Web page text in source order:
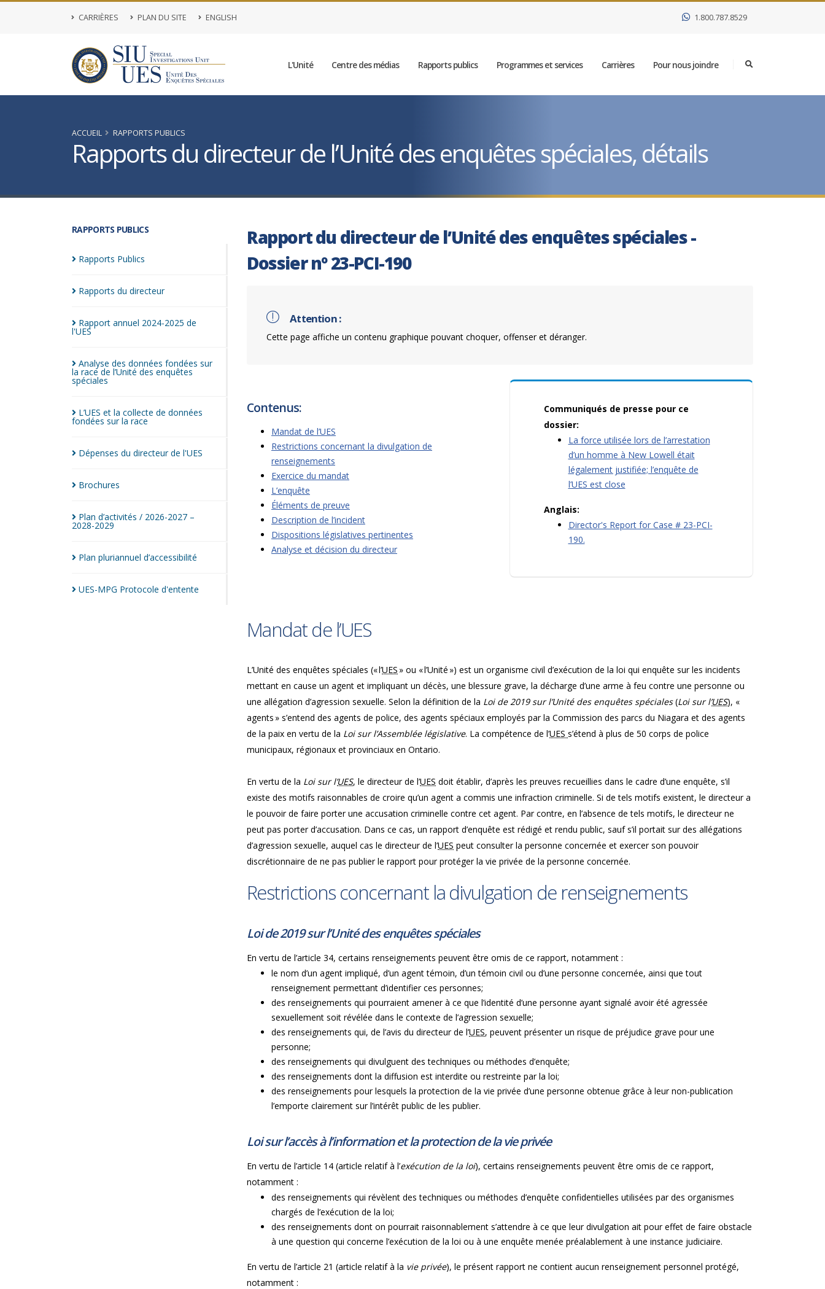
CARRIÈRES PLAN DU SITE ENGLISH 1.800.787.8529
L'Unité Centre des médias Rapports publics Programmes et services Carrières Pour nous joindre
ACCUEIL RAPPORTS PUBLICS
Rapports du directeur de l’Unité des enquêtes spéciales, détails
RAPPORTS PUBLICS
Rapports Publics
Rapports du directeur
Rapport annuel 2024-2025 de
l'UES
Analyse des données fondées sur
la race de l’Unité des enquêtes
spéciales
L’UES et la collecte de données
fondées sur la race
Dépenses du directeur de l'UES
Brochures
Plan d’activités / 2026-2027 –
2028-2029
Plan pluriannuel d’accessibilité
UES-MPG Protocole d'entente
Rapport du directeur de l’Unité des enquêtes spéciales -
Dossier nº 23-PCI-190
Attention :
Cette page affiche un contenu graphique pouvant choquer, offenser et déranger.
Contenus:
Mandat de l’UES
Restrictions concernant la divulgation de
renseignements
Exercice du mandat
L’enquête
Éléments de preuve
Description de l’incident
Dispositions législatives pertinentes
Analyse et décision du directeur
Communiqués de presse pour ce
dossier:
La force utilisée lors de l’arrestation
d’un homme à New Lowell était
légalement justifiée; l’enquête de
l’UES est close
Anglais:
Director's Report for Case # 23-PCI-
190.
Mandat de l’UES
L’Unité des enquêtes spéciales (« l’UES » ou « l’Unité ») est un organisme civil d’exécution de la loi qui enquête sur les incidents
mettant en cause un agent et impliquant un décès, une blessure grave, la décharge d’une arme à feu contre une personne ou
une allégation d’agression sexuelle. Selon la définition de la Loi de 2019 sur l’Unité des enquêtes spéciales(Loi sur l’UES), «
agents » s’entend des agents de police, des agents spéciaux employés par la Commission des parcs du Niagara et des agents
de la paix en vertu de la Loi sur l’Assemblée législative. La compétence de l’UES s’étend à plus de 50 corps de police
municipaux, régionaux et provinciaux en Ontario.
En vertu de la Loi sur l’UES, le directeur de l’UES doit établir, d’après les preuves recueillies dans le cadre d’une enquête, s’il
existe des motifs raisonnables de croire qu’un agent a commis une infraction criminelle. Si de tels motifs existent, le directeur a
le pouvoir de faire porter une accusation criminelle contre cet agent. Par contre, en l’absence de tels motifs, le directeur ne
peut pas porter d’accusation. Dans ce cas, un rapport d’enquête est rédigé et rendu public, sauf s’il portait sur des allégations
d’agression sexuelle, auquel cas le directeur de l’UES peut consulter la personne concernée et exercer son pouvoir
discrétionnaire de ne pas publier le rapport pour protéger la vie privée de la personne concernée.
Restrictions concernant la divulgation de renseignements
Loi de 2019 sur l’Unité des enquêtes spéciales
En vertu de l’article 34, certains renseignements peuvent être omis de ce rapport, notamment :
le nom d’un agent impliqué, d’un agent témoin, d’un témoin civil ou d’une personne concernée, ainsi que tout
renseignement permettant d’identifier ces personnes;
des renseignements qui pourraient amener à ce que l’identité d’une personne ayant signalé avoir été agressée
sexuellement soit révélée dans le contexte de l’agression sexuelle;
des renseignements qui, de l’avis du directeur de l’UES, peuvent présenter un risque de préjudice grave pour une
personne;
des renseignements qui divulguent des techniques ou méthodes d’enquête;
des renseignements dont la diffusion est interdite ou restreinte par la loi;
des renseignements pour lesquels la protection de la vie privée d’une personne obtenue grâce à leur non-publication
l’emporte clairement sur l’intérêt public de les publier.
Loi sur l’accès à l’information et la protection de la vie privée
En vertu de l’article 14 (article relatif à l’exécution de la loi), certains renseignements peuvent être omis de ce rapport,
notamment :
des renseignements qui révèlent des techniques ou méthodes d’enquête confidentielles utilisées par des organismes
chargés de l’exécution de la loi;
des renseignements dont on pourrait raisonnablement s’attendre à ce que leur divulgation ait pour effet de faire obstacle
à une question qui concerne l’exécution de la loi ou à une enquête menée préalablement à une instance judiciaire.
En vertu de l’article 21 (article relatif à la vie privée), le présent rapport ne contient aucun renseignement personnel protégé,
notamment :